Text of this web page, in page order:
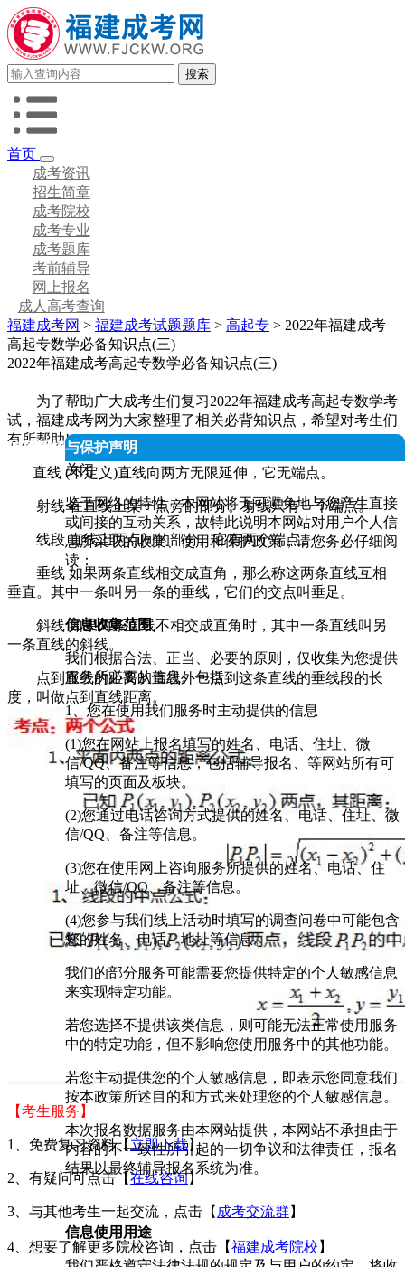
首页
成考资讯
招生简章
成考院校
成考专业
成考题库
考前辅导
网上报名
成人高考查询
福建成考网 > 福建成考试题题库 > 高起专 > 2022年福建成考
高起专数学必备知识点(三)
2022年福建成考高起专数学必备知识点(三)
为了帮助广大成考生们复习2022年福建成考高起专数学考
试，福建成考网为大家整理了相关必背知识点，希望对考生们
有所帮助!
直线 (不定义)直线向两方无限延伸，它无端点。
射线 在直线上某一点旁的部分。射线只有一个端点。
线段 直线上两点间的部分。它有两个端点。
垂线 如果两条直线相交成直角，那么称这两条直线互相
垂直。其中一条叫另一条的垂线，它们的交点叫垂足。
斜线 如果两条直线不相交成直角时，其中一条直线叫另
一条直线的斜线。
点到直线的距离从直线外一点到这条直线的垂线段的长
度，叫做点到直线距离。
【考生服务】
1、免费复习资料【立即下载】
2、有疑问可点击【在线咨询】
3、与其他考生一起交流，点击【 成考交流群】
4、想要了解更多院校咨询，点击【福建成考院校 】
信息授权与保护声明
关闭
鉴于网络的特性，本网站将无可避免地与您产生直接
或间接的互动关系，故特此说明本网站对用户个人信
息所采取的收集、使用和保护政策，请您务必仔细阅
读：
信息收集范围
我们根据合法、正当、必要的原则，仅收集为您提供
服务所必要的信息。包括：
1、您在使用我们服务时主动提供的信息
(1)您在网站上报名填写的姓名、电话、住址、微
信/QQ、备注等信息，包括辅导报名、等网站所有可
填写的页面及板块。
(2)您通过电话咨询方式提供的姓名、电话、住址、微
信/QQ、备注等信息。
(3)您在使用网上咨询服务所提供的姓名、电话、住
址、微信/QQ、备注等信息。
(4)您参与我们线上活动时填写的调查问卷中可能包含
您的姓名、电话、地址等信息。
我们的部分服务可能需要您提供特定的个人敏感信息
来实现特定功能。
若您选择不提供该类信息，则可能无法正常使用服务
中的特定功能，但不影响您使用服务中的其他功能。
若您主动提供您的个人敏感信息，即表示您同意我们
按本政策所述目的和方式来处理您的个人敏感信息。
本次报名数据服务由本网站提供，本网站不承担由于
内容的不一致性所引起的一切争议和法律责任，报名
结果以最终辅导报名系统为准。
信息使用用途